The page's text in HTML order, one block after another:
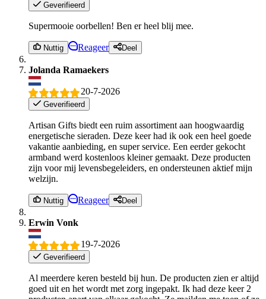
Geverifieerd
Supermooie oorbellen! Ben er heel blij mee.
Nuttig Reageer Deel
Jolanda Ramaekers
20-7-2026
Geverifieerd
Artisan Gifts biedt een ruim assortiment aan hoogwaardig
energetische sieraden. Deze keer had ik ook een heel goede
vakantie aanbieding, en super service. Een eerder gekocht
armband werd kostenloos kleiner gemaakt. Deze producten
zijn voor mij levensbegeleiders, en ondersteunen aktief mijn
welzijn.
Nuttig Reageer Deel
Erwin Vonk
19-7-2026
Geverifieerd
Al meerdere keren besteld bij hun. De producten zien er altijd
goed uit en het wordt met zorg ingepakt. Ik had deze keer 2